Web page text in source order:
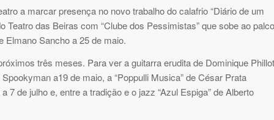
a marcar presença no novo trabalho do calafrio “Diário de um
Teatro das Beiras com “Clube dos Pessimistas” que sobe ao palco
Elmano Sancho a 25 de maio.
três meses. Para ver a guitarra erudita de Dominique Phillot
a19 de maio, a “Poppulli Musica” de César Prata
de julho e, entre a tradição e o jazz “Azul Espiga” de Alberto